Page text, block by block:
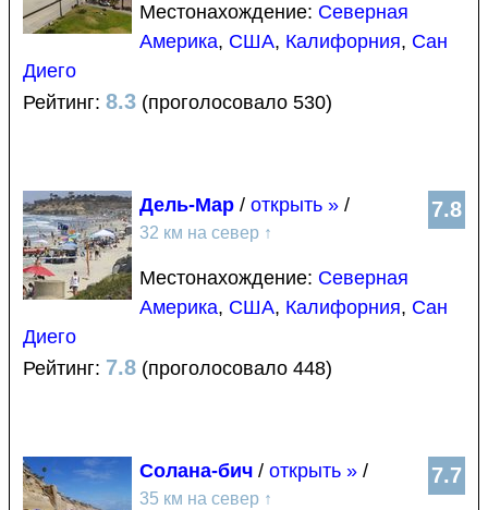
Местонахождение: Северная
Америка, США, Калифорния, Сан
Диего
Рейтинг: 8.3 (проголосовало 530)
7.8
Дель-Мар / открыть » /
32 км на север ↑
Местонахождение: Северная
Америка, США, Калифорния, Сан
Диего
Рейтинг: 7.8 (проголосовало 448)
7.7
Солана-бич / открыть » /
35 км на север ↑